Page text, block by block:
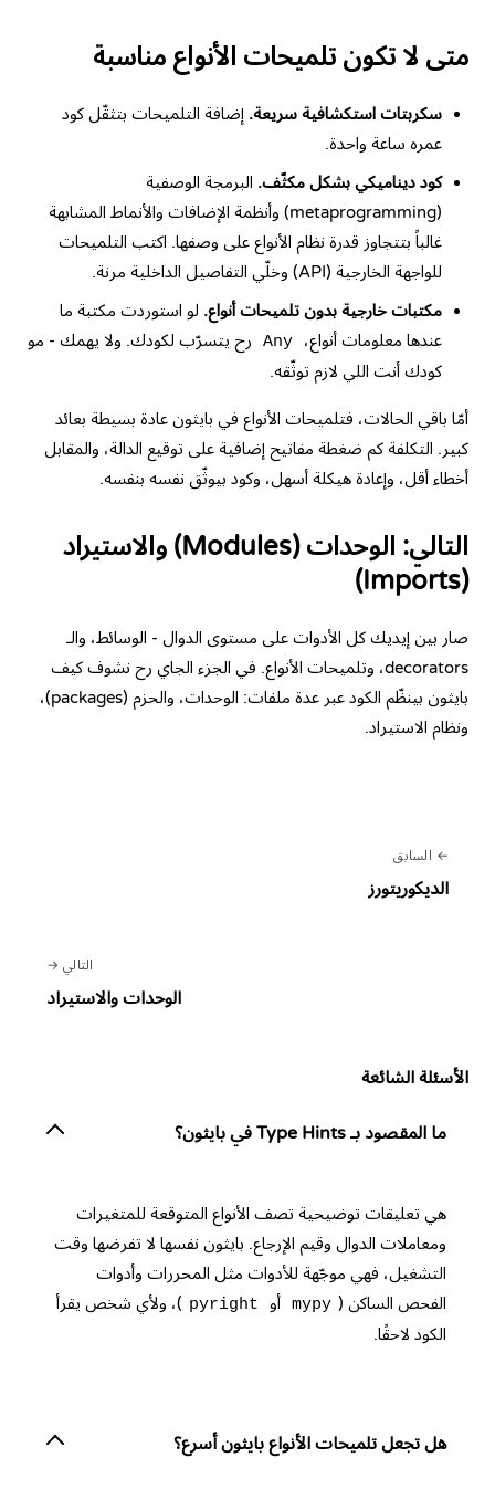
متى لا تكون تلميحات الأنواع مناسبة
سكربتات استكشافية سريعة. إضافة التلميحات بتثقّل كود
عمره ساعة واحدة.
كود ديناميكي بشكل مكثّف. البرمجة الوصفية
(metaprogramming) وأنظمة الإضافات والأنماط المشابهة
غالباً بتتجاوز قدرة نظام الأنواع على وصفها. اكتب التلميحات
للواجهة الخارجية (API) وخلّي التفاصيل الداخلية مرنة.
مكتبات خارجية بدون تلميحات أنواع. لو استوردت مكتبة ما
عندها معلومات أنواع،
Any
رح يتسرّب لكودك. ولا يهمك - مو
كودك أنت اللي لازم توثّقه.
أمّا باقي الحالات، فتلميحات الأنواع في بايثون عادة بسيطة بعائد
كبير. التكلفة كم ضغطة مفاتيح إضافية على توقيع الدالة، والمقابل
أخطاء أقل، وإعادة هيكلة أسهل، وكود بيوثّق نفسه بنفسه.
التالي: الوحدات (Modules) والاستيراد
(Imports)
صار بين إيديك كل الأدوات على مستوى الدوال - الوسائط، والـ
decorators، وتلميحات الأنواع. في الجزء الجاي رح نشوف كيف
بايثون بينظّم الكود عبر عدة ملفات: الوحدات، والحزم (packages)،
ونظام الاستيراد.
السابق
الديكوريتورز
التالي
الوحدات والاستيراد
الأسئلة الشائعة
ما المقصود بـ Type Hints في بايثون؟
هي تعليقات توضيحية تصف الأنواع المتوقعة للمتغيرات
ومعاملات الدوال وقيم الإرجاع. بايثون نفسها لا تفرضها وقت
التشغيل، فهي موجّهة للأدوات مثل المحررات وأدوات
الفحص الساكن ( mypy أو pyright )، ولأي شخص يقرأ
الكود لاحقًا.
هل تجعل تلميحات الأنواع بايثون أسرع؟